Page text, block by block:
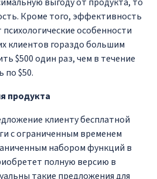
Кроме того, эффективность
особенности
клиентов гораздо большим
$500 один раз, чем в течение
по $50.
продукта
клиенту бесплатной
с ограниченным временем
набором функций в
полную версию в
такие предложения для